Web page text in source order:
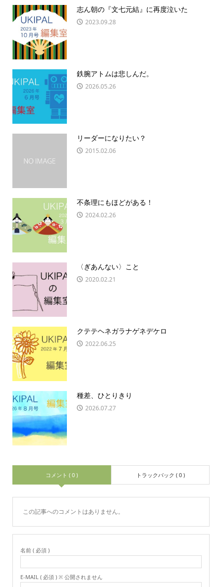
志ん朝の『文七元結』に再度泣いた
2023.09.28
鉄腕アトムは悲しんだ。
2026.05.26
リーダーになりたい？
2015.02.06
不条理にもほどがある！
2024.02.26
〈ぎあんない〉こと
2020.02.21
クテテヘネガラナゲネデケロ
2022.06.25
種差、ひとりきり
2026.07.27
コメント ( 0 ) トラックバック ( 0 )
この記事へのコメントはありません。
名前 ( 必須 )
E-MAIL ( 必須 ) ※ 公開されません